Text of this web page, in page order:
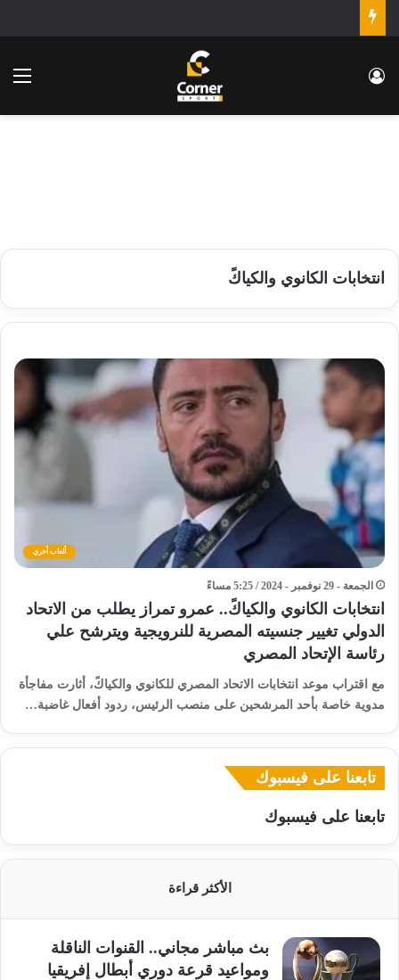
تسجيل الدخول
انتخابات الكانوي والكياكً
ألعاب أخري
الجمعة - 29 نوفمبر - 2024 / 5:25 مساءً
انتخابات الكانوي والكياكً.. عمرو تمراز يطلب من الاتحاد
الدولي تغيير جنسيته المصرية للنرويجية ويترشح علي
رئاسة الإتحاد المصري
مع اقتراب موعد انتخابات الاتحاد المصري للكانوي والكياكً، أثارت مفاجأة
مدوية خاصة بأحد المرشحين على منصب الرئيس، ردود أفعال غاضبة…
تابعنا على فيسبوك
تابعنا على فيسبوك
الأكثر قراءة
بث مباشر مجاني.. القنوات الناقلة
ومواعيد قرعة دوري أبطال إفريقيا